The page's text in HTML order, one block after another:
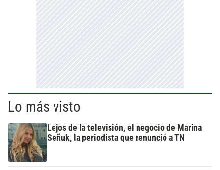
Lo más visto
Lejos de la televisión, el negocio de Marina
Señuk, la periodista que renunció a TN